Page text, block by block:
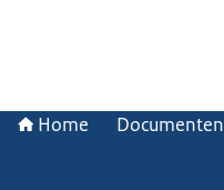
Home Documenten